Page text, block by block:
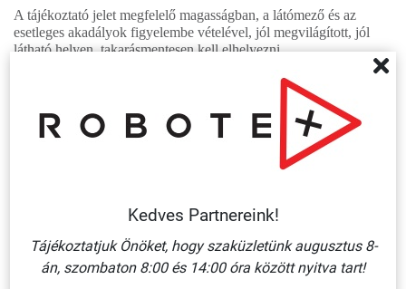
A tájékoztató jelet megfelelő magasságban, a látómező és az
esetleges akadályok figyelembe vételével, jól megvilágított, jól
látható helyen, takarásmentesen kell elhelyezni.
A munkáltató köteles a tájékoztató jel meglétéről meggyőződni,
annak karbantartásáról, szükség esetén cseréjéről gondoskodni.
A munkáltató feladata, hogy a munkavállalók a biztonsági
jelzések jelentését és a hozzájuk tartozó munkavállalói
kötelezettségeiket elsajátítsák, és azt a foglalkoztatás teljes
Kapcsolódó termékek
Kedves Partnereink!
Tájékoztatjuk Önöket, hogy szaküzletünk augusztus 8-
án, szombaton 8:00 és 14:00 óra között nyitva tart!